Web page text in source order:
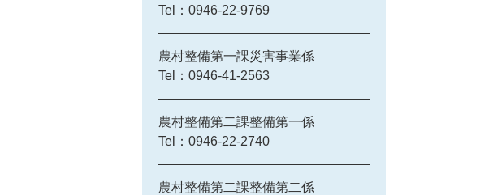
Tel：0946-22-9769
農村整備第一課災害事業係
Tel：0946-41-2563
農村整備第二課整備第一係
Tel：0946-22-2740
農村整備第二課整備第二係